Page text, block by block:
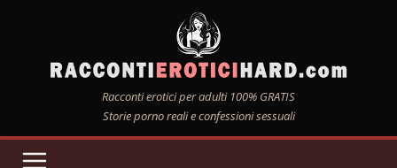
contenuto
Racconti erotici per adulti 100% GRATIS